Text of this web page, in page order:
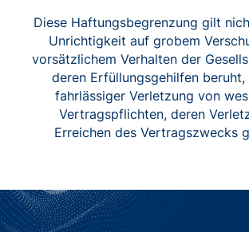
Diese Haftungsbegrenzung gilt
Unrichtigkeit auf grobem
vorsätzlichem Verhalten der
deren Erfüllungsgehilfen beruht,
fahrlässiger Verletzung von
Vertragspflichten, deren
Erreichen des Vertragszwecks